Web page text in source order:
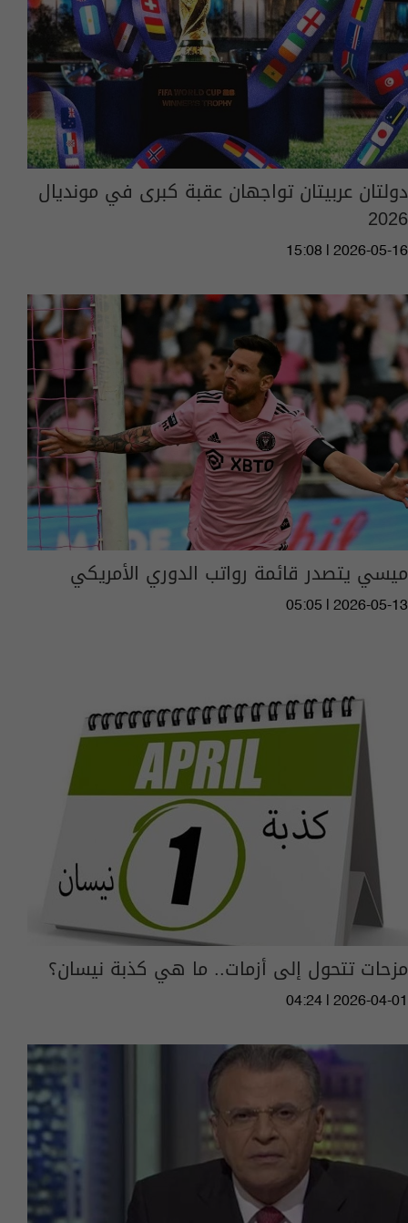
دولتان عربيتان تواجهان عقبة كبرى في مونديال
2026
15:08 | 2026-05-16
ميسي يتصدر قائمة رواتب الدوري الأمريكي
05:05 | 2026-05-13
مزحات تتحول إلى أزمات.. ما هي كذبة نيسان؟
04:24 | 2026-04-01